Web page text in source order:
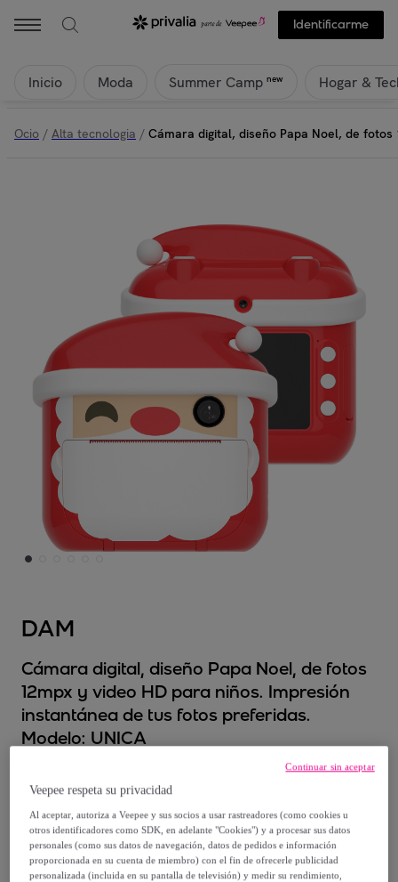
Identificarme
Inicio Moda Summer Camp new Hogar &
Ocio / Alta tecnologia / Cámara digital, diseño Papa Noel, de
DAM
Cámara digital, diseño Papa Noel, de fotos
12mpx y video HD para niños. Impresión
instantánea de tus fotos preferidas.
Modelo: UNICA
51,99 €
219,00 €
-76%
Veepee respeta su privacidad
Al aceptar, autoriza a Veepee y sus socios a usar rastreadores (como cookies u
otros identificadores como SDK, en adelante "Cookies") y a procesar sus datos
personales (como sus datos de navegación, datos de pedidos e información
proporcionada en su cuenta de miembro) con el fin de ofrecerle publicidad
personalizada (incluida en su pantalla de televisión) y medir su rendimiento,
Continuar sin aceptar